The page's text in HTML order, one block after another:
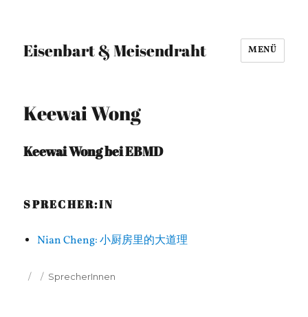
Eisenbart & Meisendraht MENÜ
Keewai Wong
Keewai Wong bei EBMD
SPRECHER:IN
Nian Cheng: 小厨房里的大道理
Veröffentlicht
Kategorien
SprecherInnen